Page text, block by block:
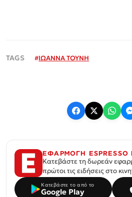
#ΙΩΑΝΝΑ ΤΟΥΝΗ
ΕΦΑΡΜΟΓΗ ESPRESSO
Κατεβάστε τη δωρεάν
πρώτοι τις ειδήσεις στο
Κατεβάστε το από το
Google Play